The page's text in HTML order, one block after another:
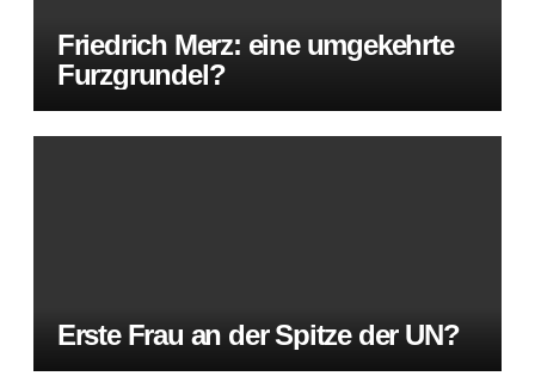
Friedrich Merz: eine umgekehrte
Furzgrundel?
Erste Frau an der Spitze der UN?